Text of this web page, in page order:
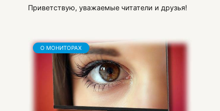
Приветствую, уважаемые читатели и друзья!
О МОНИТОРАХ